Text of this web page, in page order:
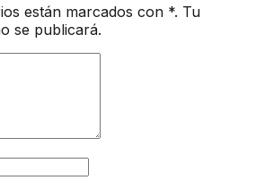
están marcados con *. Tu
se publicará.